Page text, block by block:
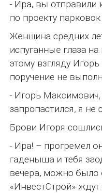
- Ира, вы отправили
по проекту
Женщина средних
испуганные глаза
этому взгляду Игорь
поручение не
- Игорь Максимович,
запропастился, я не
Брови Игоря
- Ира! – прогремел
гаденыша и тебя
вечера, можно было
«ИнвестСтрой»